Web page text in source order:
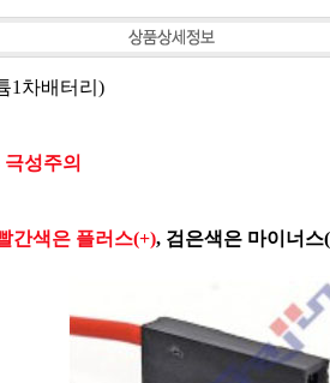
1차배터리)
극성주의
간색은 플러스(+), 검은색은 마이너스